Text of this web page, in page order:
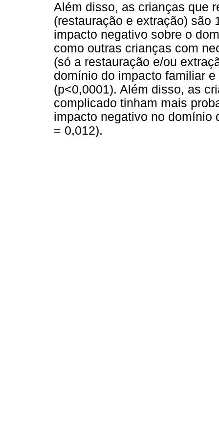
Além disso, as crianças que
(restauração e extração) são
impacto negativo sobre o
como outras crianças com
(só a restauração e/ou
domínio do impacto familiar
(p<0,0001). Além disso, as
complicado tinham mais
impacto negativo no domínio
= 0,012).